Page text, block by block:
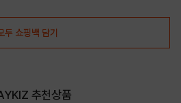
DETAILS
두 쇼핑백 담기
추천상품